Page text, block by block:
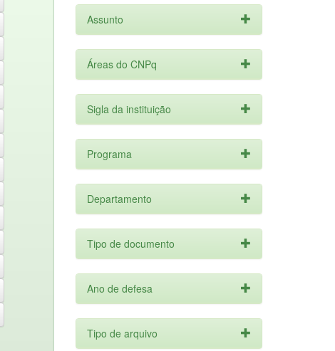
Assunto
Áreas do CNPq
Sigla da instituição
Programa
Departamento
Tipo de documento
Ano de defesa
Tipo de arquivo